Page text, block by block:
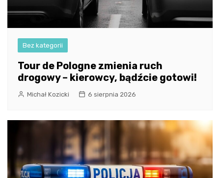
Bez kategorii
Tour de Pologne zmienia ruch
drogowy – kierowcy, bądźcie gotowi!
Michał Kozicki 6 sierpnia 2026